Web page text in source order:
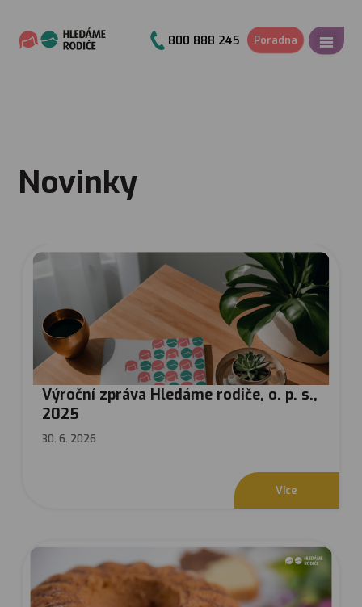
800 888 245 Poradna
Novinky
Výroční zpráva Hledáme rodiče, o. p. s.,
2025
30. 6. 2026
Více